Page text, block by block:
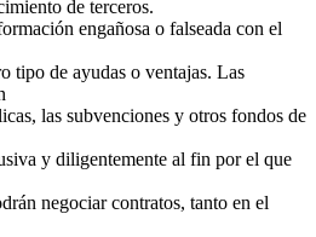
de terceros.
engañosa o falseada con el
tipo de ayudas o ventajas. Las
las subvenciones y otros fondos de
y diligentemente al fin por el que
negociar contratos, tanto en el